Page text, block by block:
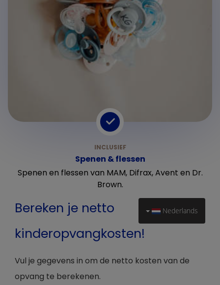
Spenen & flessen
Spenen en flessen van MAM, Difrax, Avent en Dr.
Brown.